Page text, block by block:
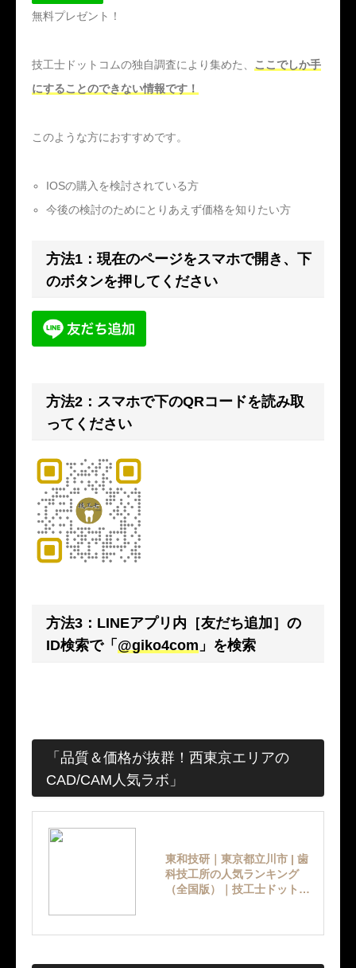
無料プレゼント！
技工士ドットコムの独自調査により集めた、 ここでしか手
にすることのできない情報です！
このような方におすすめです。
IOSの購入を検討されている方
今後の検討のためにとりあえず価格を知りたい方
方法1：現在のページをスマホで開き、下
のボタンを押してください
方法2：スマホで下のQRコードを読み取
ってください
方法3：LINEアプリ内［友だち追加］の
ID検索で「 @giko4com 」を検索
「品質＆価格が抜群！西東京エリアの
CAD/CAM人気ラボ」
東和技研｜東京都立川市 | 歯
科技工所の人気ランキング
（全国版）｜技工士ドットコ